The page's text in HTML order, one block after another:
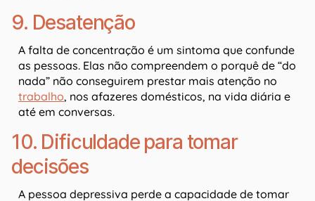
9. Desatenção
A falta de concentração é um sintoma que confunde
as pessoas. Elas não compreendem o porquê de “do
nada” não conseguirem prestar mais atenção no
trabalho, nos afazeres domésticos, na vida diária e
até em conversas.
10. Dificuldade para tomar
decisões
A pessoa depressiva perde a capacidade de tomar